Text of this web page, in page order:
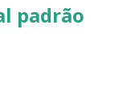
padrão